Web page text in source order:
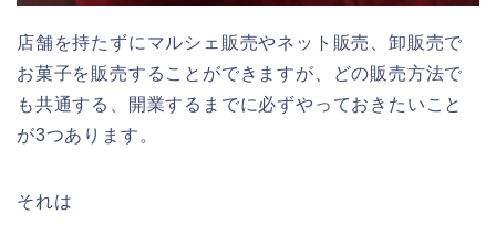
店舗を持たずにマルシェ販売やネット販売、卸販売で
お菓子を販売することができますが、どの販売方法で
も共通する、開業するまでに必ずやっておきたいこと
が3つあります。
それは